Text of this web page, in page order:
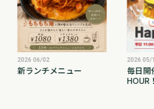
2026 06/02
新ランチメニュー
2026 05/
毎日開
HOUR